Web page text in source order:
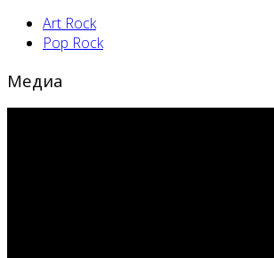
Art Rock
Pop Rock
Медиа